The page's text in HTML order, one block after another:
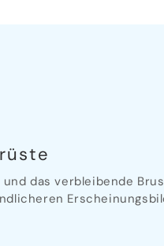
das verbleibende